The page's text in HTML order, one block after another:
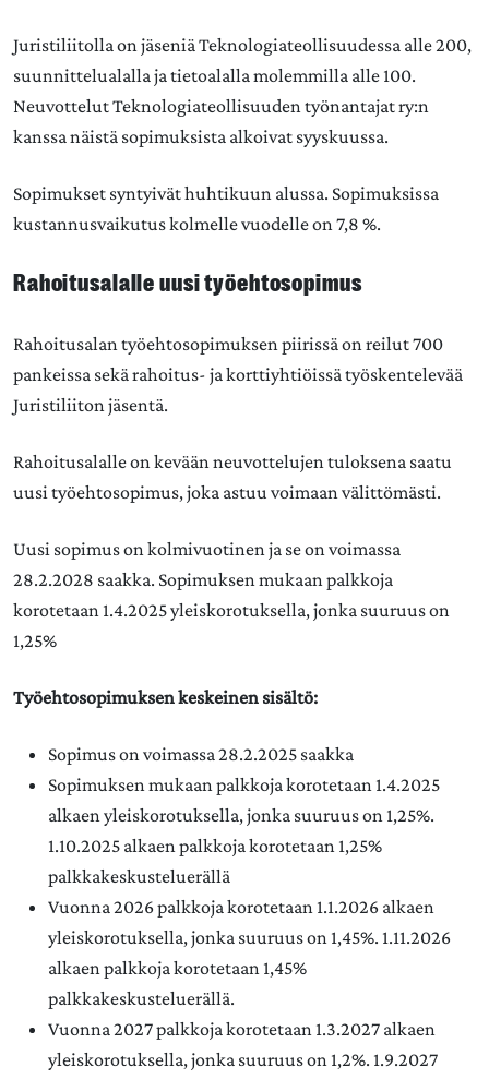
Juristiliitolla on jäseniä Teknologiateollisuudessa alle 200,
suunnittelualalla ja tietoalalla molemmilla alle 100.
Neuvottelut Teknologiateollisuuden työnantajat ry:n
kanssa näistä sopimuksista alkoivat syyskuussa.
Sopimukset syntyivät huhtikuun alussa. Sopimuksissa
kustannusvaikutus kolmelle vuodelle on 7,8 %.
Rahoitusalalle uusi työehtosopimus
Rahoitusalan työehtosopimuksen piirissä on reilut 700
pankeissa sekä rahoitus- ja korttiyhtiöissä työskentelevää
Juristiliiton jäsentä.
Rahoitusalalle on kevään neuvottelujen tuloksena saatu
uusi työehtosopimus, joka astuu voimaan välittömästi.
Uusi sopimus on kolmivuotinen ja se on voimassa
28.2.2028 saakka. Sopimuksen mukaan palkkoja
korotetaan 1.4.2025 yleiskorotuksella, jonka suuruus on
1,25%
Työehtosopimuksen keskeinen sisältö:
Sopimus on voimassa 28.2.2025 saakka
Sopimuksen mukaan palkkoja korotetaan 1.4.2025
alkaen yleiskorotuksella, jonka suuruus on 1,25%.
1.10.2025 alkaen palkkoja korotetaan 1,25%
palkkakeskusteluerällä
Vuonna 2026 palkkoja korotetaan 1.1.2026 alkaen
yleiskorotuksella, jonka suuruus on 1,45%. 1.11.2026
alkaen palkkoja korotetaan 1,45%
palkkakeskusteluerällä.
Vuonna 2027 palkkoja korotetaan 1.3.2027 alkaen
yleiskorotuksella, jonka suuruus on 1,2%. 1.9.2027